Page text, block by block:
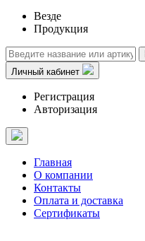
Везде
Продукция
Личный кабинет
Регистрация
Авторизация
Главная
О компании
Контакты
Оплата и доставка
Сертификаты